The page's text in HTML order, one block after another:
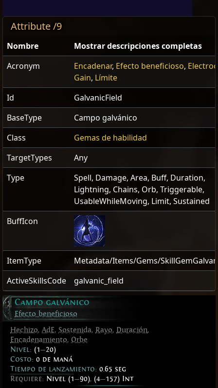
Attribute /9
Nombre
Mostrar descripciones completas
Acronym
Encadenar, Efecto beneficioso,
Gain, Límite
Id
GalvanicField
BaseType
Campo galvánico
Class
Gemas de habilidad
TargetTypes
Any
Type
Spell, Damage, Area, Buff, Duration,
Lightning, Chains, Orb, Triggerable,
UsableWhileMoving, Limit, Sustained
BuffIcon
ItemType
Metadata/Items/Gems/
ActiveSkillsCode
galvanic_field
Campo galvánico
Efecto beneficioso
Hechizo, AdE, Sostenida, Rayo, Duración,
Encadenamiento, Orbe
Nivel: (1—20)
Costo: 0 de maná
Tiempo de lanzamiento: 0.65 seg
Requiere: Nivel (1—90), (4—157) Int